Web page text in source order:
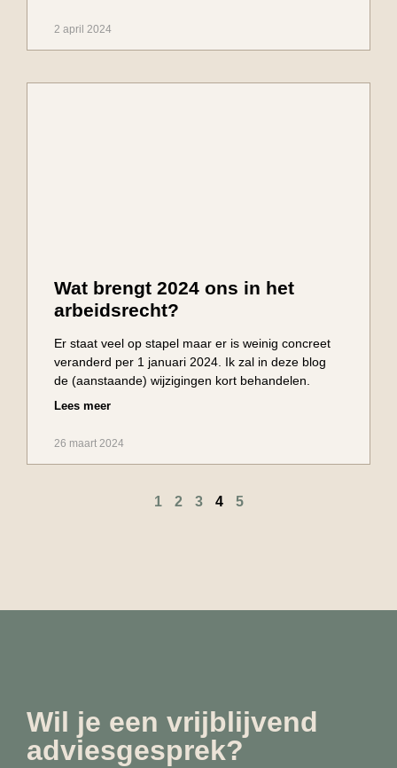
2 april 2024
Wat brengt 2024 ons in het
arbeidsrecht?
Er staat veel op stapel maar er is weinig concreet
veranderd per 1 januari 2024. Ik zal in deze blog
de (aanstaande) wijzigingen kort behandelen.
Lees meer
26 maart 2024
1 2 3 4 5
Wil je een vrijblijvend
adviesgesprek?